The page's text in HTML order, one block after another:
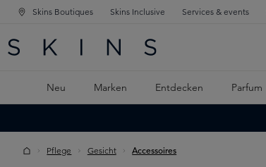
SPRINGEN
SPRINGEN
Skins Boutiques Skins Inclusive Services & events
Neu Marken Entdecken Parfum
Pflege Gesicht Accessoires